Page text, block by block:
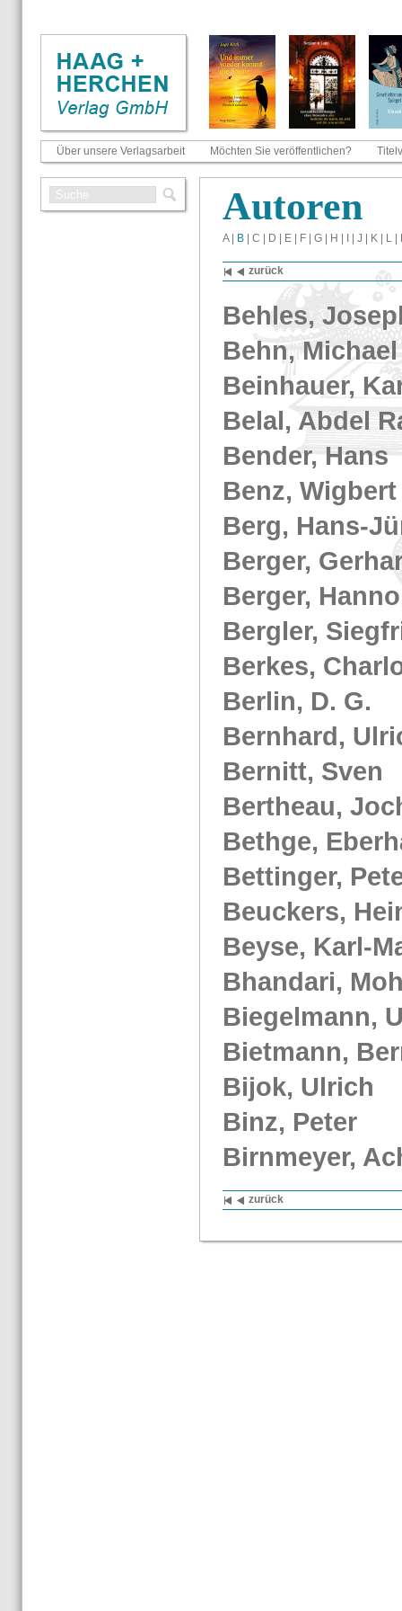
Über unsere Verlagsarbeit Möchten Sie veröffentlichen?
Au­to­ren
A| B C D E F G H J K L
zu­rück
Beh­les,
Behn, Mi­cha­el
Bein­hau­er,
Belal, Abdel
Ben­der, Hans
Benz, Wig­bert
Berg, Hans-​
Ber­ger,
Ber­ger, Hanno
Berg­ler,
Ber­kes,
Ber­lin, D. G.
Bern­hard,
Ber­nitt, Sven
Ber­theau,
Be­th­ge,
Bet­tin­ger,
Beu­ckers,
Beyse, Karl-​
Bhan­da­ri,
Bie­gel­mann,
Biet­mann,
Bijok, Ul­rich
Binz, Peter
Birn­mey­er,
zu­rück